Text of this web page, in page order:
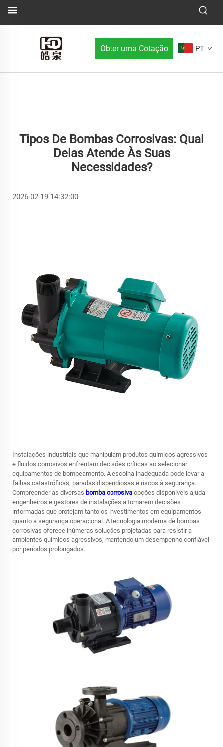
Obter uma Cotação PT
Tipos De Bombas Corrosivas: Qual
Delas Atende Às Suas
Necessidades?
2026-02-19 14:32:00
Instalações industriais que manipulam produtos químicos agressivos
e fluidos corrosivos enfrentam decisões críticas ao selecionar
equipamentos de bombeamento. A escolha inadequada pode levar a
falhas catastróficas, paradas dispendiosas e riscos à segurança.
Compreender as diversas bomba corrosiva opções disponíveis ajuda
engenheiros e gestores de instalações a tomarem decisões
informadas que protejam tanto os investimentos em equipamentos
quanto a segurança operacional. A tecnologia moderna de bombas
corrosivas oferece inúmeras soluções projetadas para resistir a
ambientes químicos agressivos, mantendo um desempenho confiável
por períodos prolongados.